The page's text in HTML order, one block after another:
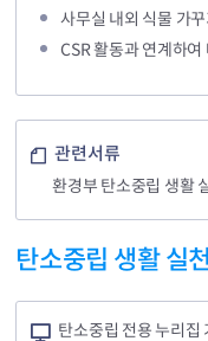
사무실 내외 식물 가꾸
CSR 활동과 연계하
관련서류
환경부 탄소중립 생활
탄소중립 생활 실
탄소중립 전용 누리집